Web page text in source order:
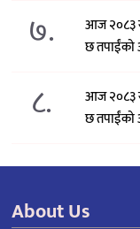
७.
आज २०८३
छ
८.
आज २०८३
छ
About Us